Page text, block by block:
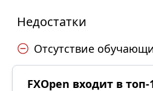
Недостатки
Отсутствие
FXOpen входит в